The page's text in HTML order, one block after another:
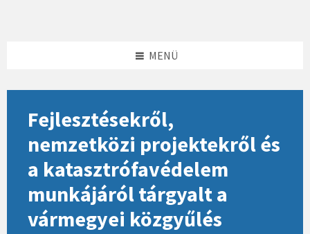
MENÜ
Fejlesztésekről,
nemzetközi projektekről és
a katasztrófavédelem
munkájáról tárgyalt a
vármegyei közgyűlés